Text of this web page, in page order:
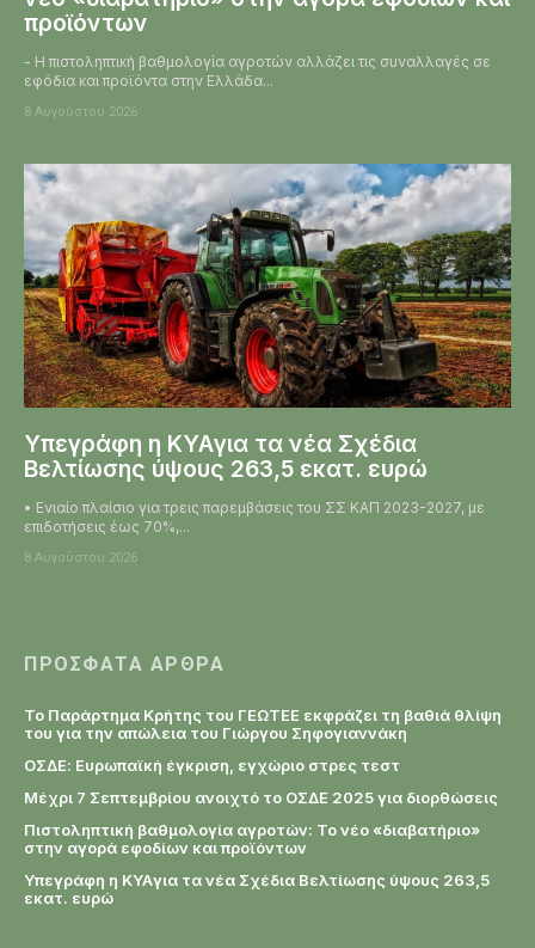
προϊόντων
- Η πιστοληπτική βαθμολογία αγροτών αλλάζει τις συναλλαγές σε
εφόδια και προϊόντα στην Ελλάδα...
8 Αυγούστου 2026
Υπεγράφη η KYAγια τα νέα Σχέδια
Βελτίωσης ύψους 263,5 εκατ. ευρώ
• Ενιαίο πλαίσιο για τρεις παρεμβάσεις του ΣΣ ΚΑΠ 2023-2027, με
επιδοτήσεις έως 70%,...
8 Αυγούστου 2026
ΠΡΌΣΦΑΤΑ ΆΡΘΡΑ
Το Παράρτημα Κρήτης του ΓΕΩΤΕΕ εκφράζει τη βαθιά θλίψη
του για την απώλεια του Γιώργου Σηφογιαννάκη
ΟΣΔΕ: Ευρωπαϊκή έγκριση, εγχώριο στρες τεστ
Μέχρι 7 Σεπτεμβρίου ανοιχτό το ΟΣΔΕ 2025 για διορθώσεις
Πιστοληπτική βαθμολογία αγροτών: Το νέο «διαβατήριο»
στην αγορά εφοδίων και προϊόντων
Υπεγράφη η KYAγια τα νέα Σχέδια Βελτίωσης ύψους 263,5
εκατ. ευρώ